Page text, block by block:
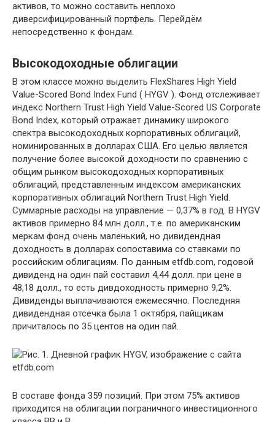
активов, то можно составить неплохо
диверсифицированный портфель. Перейдём
непосредственно к фондам.
Высокодоходные облигации
В этом классе можно выделить FlexShares High Yield
Value-Scored Bond Index Fund ( HYGV ). Фонд отслеживает
индекс Northern Trust High Yield Value-Scored US Corporate
Bond Index, который отражает динамику широкого
спектра высокодоходных корпоративных облигаций,
номинированных в долларах США. Его целью является
получение более высокой доходности по сравнению с
общим рынком высокодоходных корпоративных
облигаций, представленным индексом американских
корпоративных облигаций Northern Trust High Yield.
Суммарные расходы на управление — 0,37% в год. В HYGV
активов примерно 84 млн долл., т.е. по американским
меркам фонд очень маленький, но дивидендная
доходность в долларах сопоставима со ставками по
российским облигациям. По данным etfdb.com, годовой
дивиденд на один пай составил 4,44 долл. при цене в
48,18 долл., то есть дивдоходность примерно 9,2%.
Дивиденды выплачиваются ежемесячно. Последняя
дивидендная отсечка была 1 октября, пайщикам
причиталось по 35 центов на один пай.
В составе фонда 359 позиций. При этом 75% активов
приходится на облигации пограничного инвестиционного